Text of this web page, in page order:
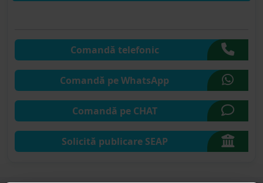
Comandă telefonic
Comandă pe WhatsApp
Comandă pe CHAT
Solicită publicare SEAP